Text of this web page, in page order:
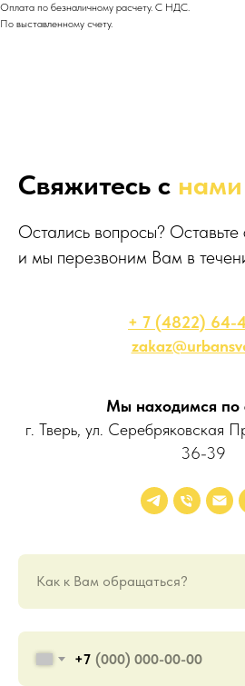
Оплата по безналичному расчету. С НДС.
По выставленному счету.
Свяжитесь с нами
Остались вопросы?
и мы перезвоним Вам в
+ 7 (4822) 64-
Мы находимся по
г. Тверь, ул. Серебряковская
36-39
Как к Вам обращаться?
+7